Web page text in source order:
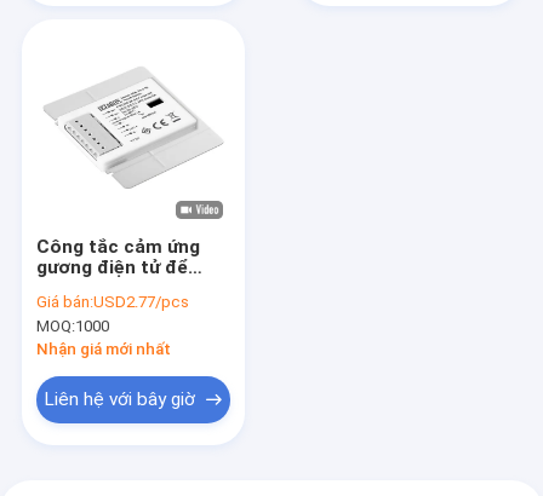
Công tắc cảm ứng
gương điện tử để
đến 100% cho đèn
gương
Giá bán:USD2.77/pcs
MOQ:1000
Nhận giá mới nhất
Liên hệ với bây giờ